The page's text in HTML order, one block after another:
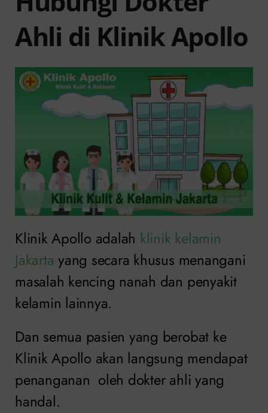
Ahli di Klinik Apollo
Klinik Apollo adalah klinik kelamin
Jakarta yang secara khusus menangani
masalah kencing nanah dan penyakit
kelamin lainnya.
Dan semua pasien yang berobat ke
Klinik Apollo akan langsung mendapat
penanganan oleh dokter ahli yang
handal.